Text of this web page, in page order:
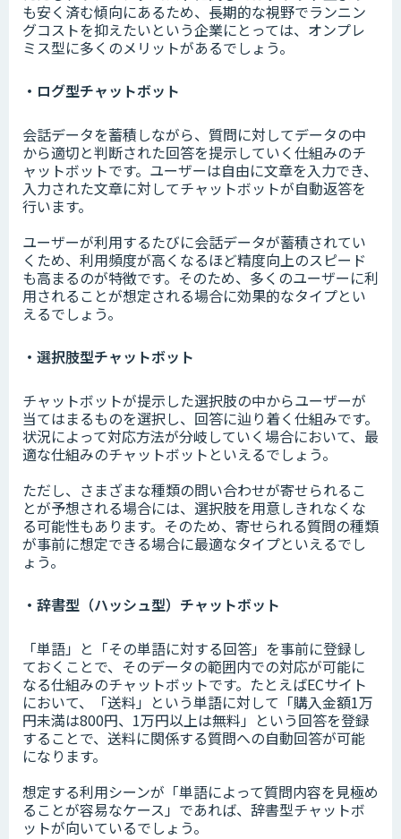
も安く済む傾向にあるため、長期的な視野でランニン
グコストを抑えたいという企業にとっては、オンプレ
ミス型に多くのメリットがあるでしょう。
・ログ型チャットボット
会話データを蓄積しながら、質問に対してデータの中
から適切と判断された回答を提示していく仕組みのチ
ャットボットです。ユーザーは自由に文章を入力でき、
入力された文章に対してチャットボットが自動返答を
行います。
ユーザーが利用するたびに会話データが蓄積されてい
くため、利用頻度が高くなるほど精度向上のスピード
も高まるのが特徴です。そのため、多くのユーザーに利
用されることが想定される場合に効果的なタイプとい
えるでしょう。
・選択肢型チャットボット
チャットボットが提示した選択肢の中からユーザーが
当てはまるものを選択し、回答に辿り着く仕組みです。
状況によって対応方法が分岐していく場合において、最
適な仕組みのチャットボットといえるでしょう。
ただし、さまざまな種類の問い合わせが寄せられるこ
とが予想される場合には、選択肢を用意しきれなくな
る可能性もあります。そのため、寄せられる質問の種類
が事前に想定できる場合に最適なタイプといえるでし
ょう。
・辞書型（ハッシュ型）チャットボット
「単語」と「その単語に対する回答」を事前に登録し
ておくことで、そのデータの範囲内での対応が可能に
なる仕組みのチャットボットです。たとえばECサイト
において、「送料」という単語に対して「購入金額1万
円未満は800円、1万円以上は無料」という回答を登録
することで、送料に関係する質問への自動回答が可能
になります。
想定する利用シーンが「単語によって質問内容を見極め
ることが容易なケース」であれば、辞書型チャットボ
ットが向いているでしょう。